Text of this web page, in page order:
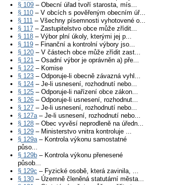
§ 109 – Obecní úřad tvoří starosta, mís...
§ 110 – V obcích s pověřeným obecním úř...
§ 111 – Všechny písemnosti vyhotovené o...
§ 117 – Zastupitelstvo obce může zřídit...
§ 118 – Výbor plní úkoly, kterými jej p...
§ 119 – Finanční a kontrolní výbory jso...
§ 120 – V částech obce může zřídit zast...
§ 121 – Osadní výbor je oprávněn a) pře...
§ 122 – Komise
§ 123 – Odporuje-li obecně závazná vyhl...
§ 124 – Je-li usnesení, rozhodnutí nebo...
§ 125 – Odporuje-li nařízení obce zákon...
§ 126 – Odporuje-li usnesení, rozhodnut...
§ 127 – Je-li usnesení, rozhodnutí nebo...
§ 127a– Je-li usnesení, rozhodnutí nebo...
§ 128 – Obec vyvěsí neprodleně na úředn...
§ 129 – Ministerstvo vnitra kontroluje ...
§ 129a– Kontrola výkonu samostatné
půso...
§ 129b – Kontrola výkonu přenesené
působ...
§ 129c – Fyzické osobě, která zavinila, ...
§ 130 – Územně členěná statutární města...